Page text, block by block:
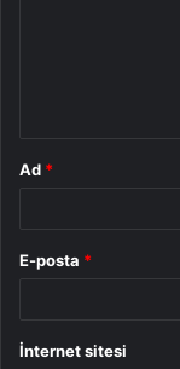
Ad *
E-posta *
İnternet sitesi